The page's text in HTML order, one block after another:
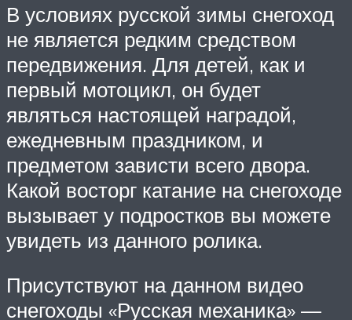
В условиях русской зимы снегоход
не является редким средством
передвижения. Для детей, как и
первый мотоцикл, он будет
являться настоящей наградой,
ежедневным праздником, и
предметом зависти всего двора.
Какой восторг катание на снегоходе
вызывает у подростков вы можете
увидеть из данного ролика.
Присутствуют на данном видео
снегоходы «Русская механика» —